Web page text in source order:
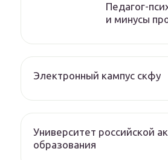
Педагог-
и минусы
Электронный кампус скфу
Университет российской
образования